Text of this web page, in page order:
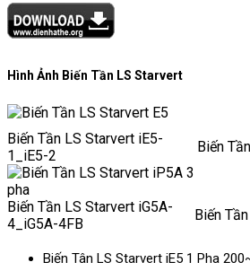
Hình Ảnh Biến Tần LS Starvert
Biến Tần LS Starvert iE5-
1_iE5-2
Biến
Biến Tần LS Starvert iG5A-
4_iG5A-4FB
Biến
Biến Tân LS Starvert iE5 1 Pha